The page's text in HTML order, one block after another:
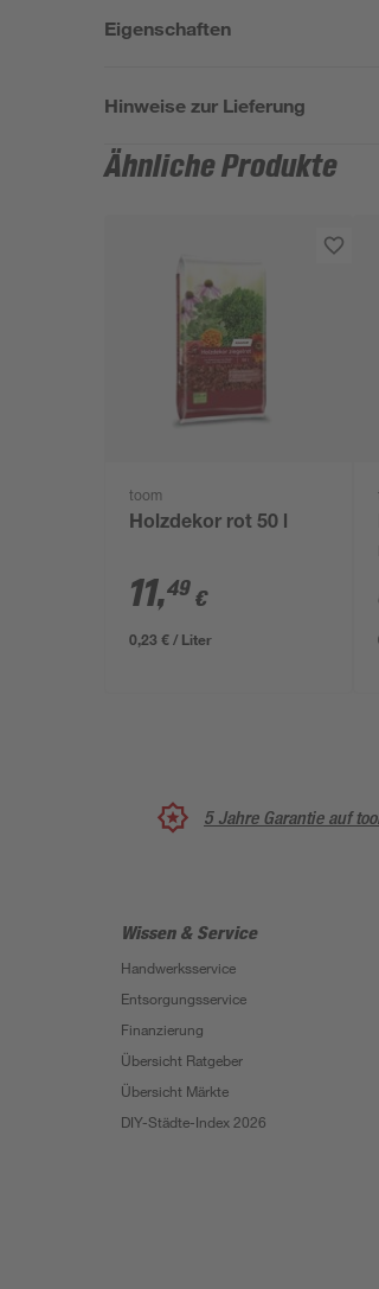
Eigenschaften
Hinweise zur Lieferung
Ähnliche Produkte
toom
Holzdekor rot 50 l
11,49 €
0,23 € / Liter
5 Jahre Garantie auf
Wissen & Service
Handwerksservice
Entsorgungsservice
Finanzierung
Übersicht Ratgeber
Übersicht Märkte
DIY-Städte-Index 2026